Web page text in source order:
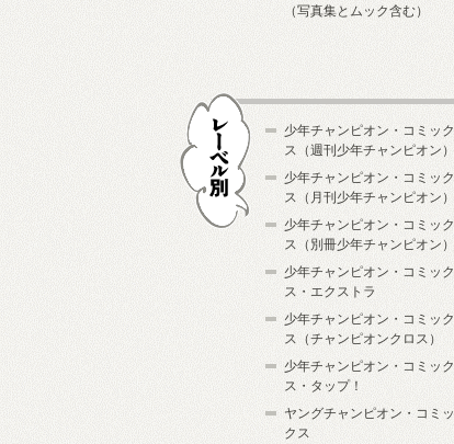
（写真集とムック含む）
少年チャンピオン・コミック
ス（週刊少年チャンピオン）
少年チャンピオン・コミック
ス（月刊少年チャンピオン）
少年チャンピオン・コミック
ス（別冊少年チャンピオン）
少年チャンピオン・コミック
ス・エクストラ
少年チャンピオン・コミック
ス（チャンピオンクロス）
少年チャンピオン・コミック
ス・タップ！
ヤングチャンピオン・コミッ
クス